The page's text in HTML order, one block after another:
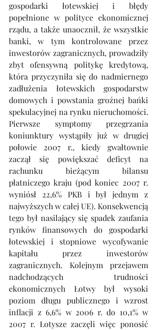
gospodarki łotewskiej i błędy
popełnione w polityce ekonomicznej
rządu, a także unaocznił, że wszystkie
banki, w tym kontrolowane przez
inwestorów zagranicznych, prowadziły
zbyt ofensywną politykę kredytową,
która przyczyniła się do nadmiernego
zadłużenia łotewskich gospodarstw
domowych i powstania groźnej bańki
spekulacyjnej na rynku nieruchomości.
Pierwsze symptomy przegrzania
koniunktury wystąpiły już w drugiej
połowie 2007 r., kiedy gwałtownie
zaczął się powiększać deficyt na
rachunku bieżącym bilansu
płatniczego kraju (pod koniec 2007 r.
wyniósł 22,6% PKB i był jednym z
najwyższych w całej UE). Konsekwencją
tego był nasilający się spadek zaufania
rynków finansowych do gospodarki
łotewskiej i stopniowe wycofywanie
kapitału przez inwestorów
zagranicznych. Kolejnym przejawem
nadchodzących trudności
ekonomicznych Łotwy był wysoki
poziom długu publicznego i wzrost
inflacji z 6,6% w 2006 r. do 10,1% w
2007 r. Łotysze zaczęli więc ponosić